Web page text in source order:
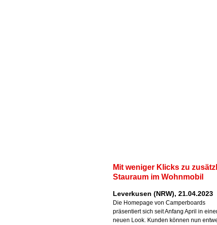
Mit weniger Klicks zu
Stauraum im Wohnmobil
Leverkusen (NRW), 21.04.2023
Die Homepage von Camperboards
präsentiert sich seit Anfang April in
neuen Look. Kunden können nun